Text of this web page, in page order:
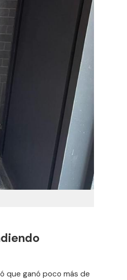
que ganó poco más de